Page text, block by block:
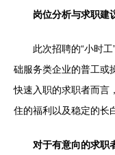
岗位分析与求职建
此次招聘的“小时
础服务类企业的普工或
快速入职的求职者而言
住的福利以及稳定的长
对于有意向的求职